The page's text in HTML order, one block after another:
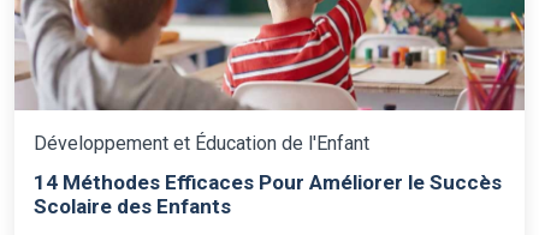
Développement et Éducation de l'Enfant
14 Méthodes Efficaces Pour Améliorer le Succès
Scolaire des Enfants